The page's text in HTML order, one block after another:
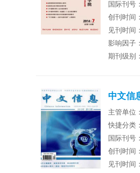
国际刊号：
创刊时间：
见刊时间：
影响因子：
期刊级别：
中文信
主管单位：
快捷分类：
国际刊号：
创刊时间：
见刊时间：